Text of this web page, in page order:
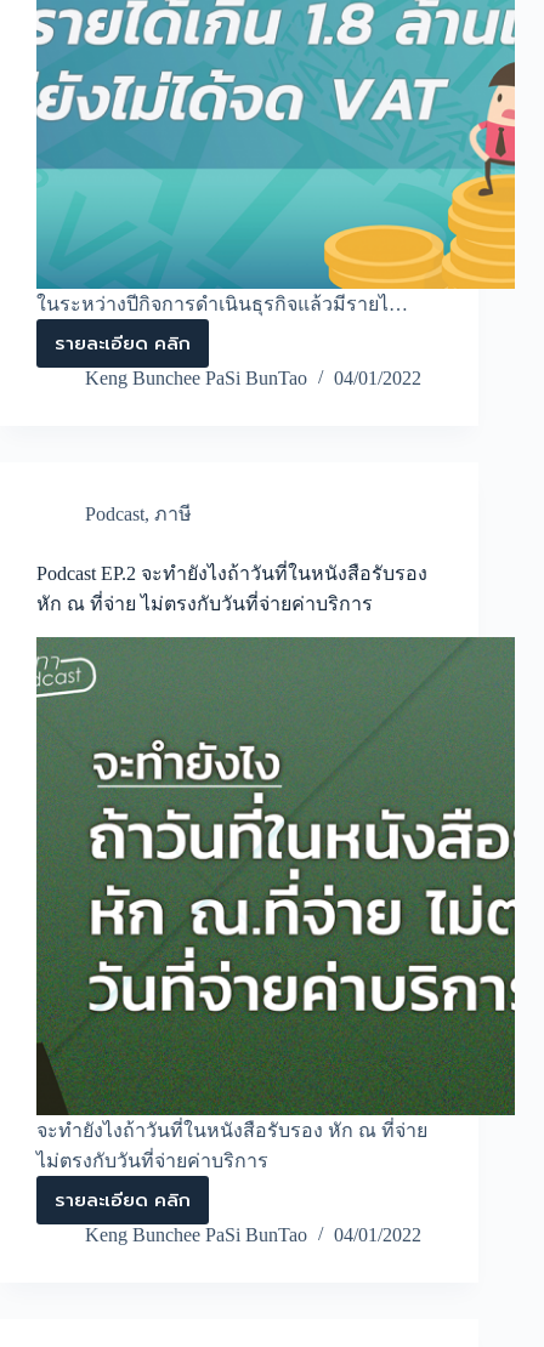
ในระหว่างปีกิจการดำเนินธุรกิจแล้วมีรายไ…
รายละเอียด คลิก
Podcast
EP.3
จะ
ได้
เกิน
ล้าน
บาท
แต่
ยัง
ไม่
จด
VAT
Keng Bunchee PaSi BunTao 04/01/2022
Podcast, ภาษี
Podcast EP.2 จะทำยังไงถ้าวันที่ในหนังสือรับรอง
หัก ณ ที่จ่าย ไม่ตรงกับวันที่จ่ายค่าบริการ
จะทำยังไงถ้าวันที่ในหนังสือรับรอง หัก ณ ที่จ่าย
ไม่ตรงกับวันที่จ่ายค่าบริการ
รายละเอียด คลิก
Podcast
EP.2
จะ
Keng Bunchee PaSi BunTao 04/01/2022